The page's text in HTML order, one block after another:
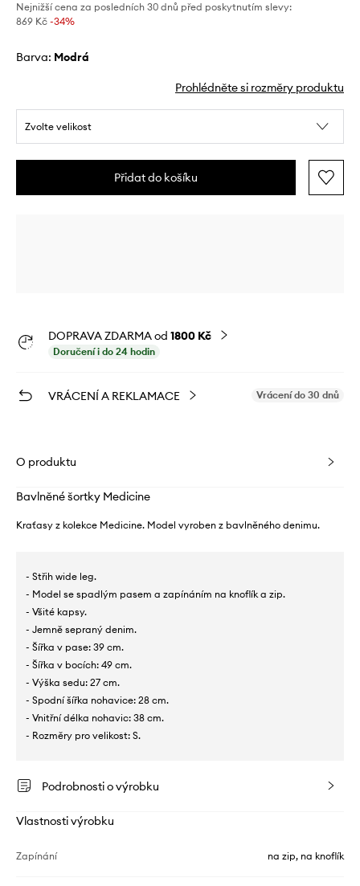
Nejnižší cena za posledních 30 dnů před poskytnutím slevy:
869 Kč -34%
Barva: modrá
Prohlédněte si rozměry produktu
Zvolte velikost
Přidat do košíku
DOPRAVA ZDARMA od 1800 Kč
Doručení i do 24 hodin
VRÁCENÍ A REKLAMACE Vrácení do 30 dnů
O produktu
Bavlněné šortky Medicine
Kraťasy z kolekce Medicine. Model vyroben z bavlněného denimu.
- Střih wide leg.
- Model se spadlým pasem a zapínáním na knoflík a zip.
- Všité kapsy.
- Jemně sepraný denim.
- Šířka v pase: 39 cm.
- Šířka v bocích: 49 cm.
- Výška sedu: 27 cm.
- Spodní šířka nohavice: 28 cm.
- Vnitřní délka nohavic: 38 cm.
- Rozměry pro velikost: S.
Podrobnosti o výrobku
Vlastnosti výrobku
Zapínání na zip, na knoflík